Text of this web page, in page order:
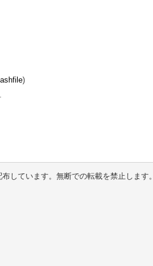
)
しています。無断での転載を禁止します。